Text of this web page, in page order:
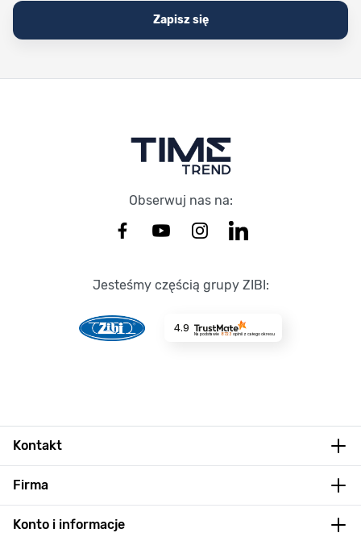
Zapisz się
Obserwuj nas na:
Jesteśmy częścią grupy ZIBI:
4.9
Na podstawie 8723 opinii z całego okresu
Kontakt
Firma
Konto i informacje